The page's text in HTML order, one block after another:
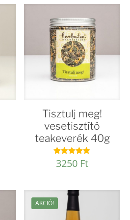
Tisztulj meg!
vesetisztító
teakeverék 40g
Értékelés:
4.95
3250 Ft
AKCIÓ!